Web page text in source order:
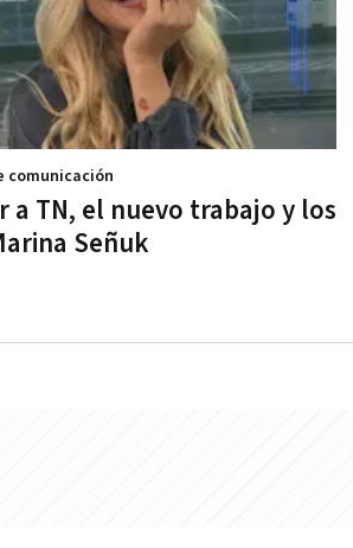
a TN, el nuevo trabajo y los
Señuk
comunicación